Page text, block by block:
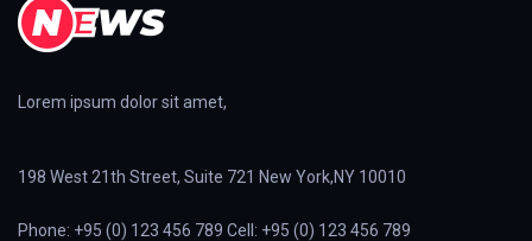
Lorem ipsum dolor sit amet,
198 West 21th Street, Suite 721 New York,NY 10010
Phone: +95 (0) 123 456 789 Cell: +95 (0) 123 456 789